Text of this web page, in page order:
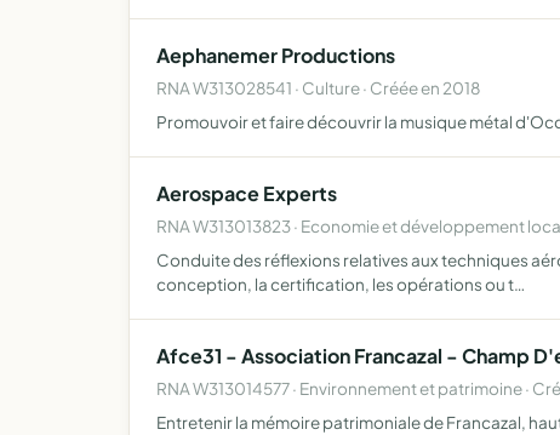
Aephanemer Productions
RNA W313028541 · Culture · Créée en 2018
Promouvoir et faire découvrir la musique métal
Aerospace Experts
RNA W313013823 · Economie et développement
Conduite des réflexions relatives aux techniques
conception, la certification, les opérations ou t…
Afce31 - Association Francazal - Champ
RNA W313014577 · Environnement et patrimoine ·
Entretenir la mémoire patrimoniale de Francazal,